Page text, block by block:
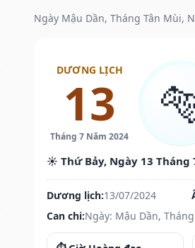
Ngày Mậu Dần, Tháng Tân Mùi,
DƯƠNG LỊCH
13
Tháng 7 Năm 2024
☀️ Thứ Bảy, Ngày 13 Tháng
Dương lịch:13/07/2024
Can chi:Ngày: Mậu Dần,